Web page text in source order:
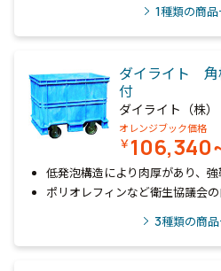
1種類の商
ダイライト 角
付
ダイライト（株）
オレンジブック価格
￥
低発泡構造により肉厚があり、強
ポリオレフィンなど衛生協議会の
3種類の商